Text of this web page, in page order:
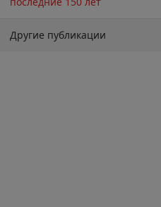
Другие публикации